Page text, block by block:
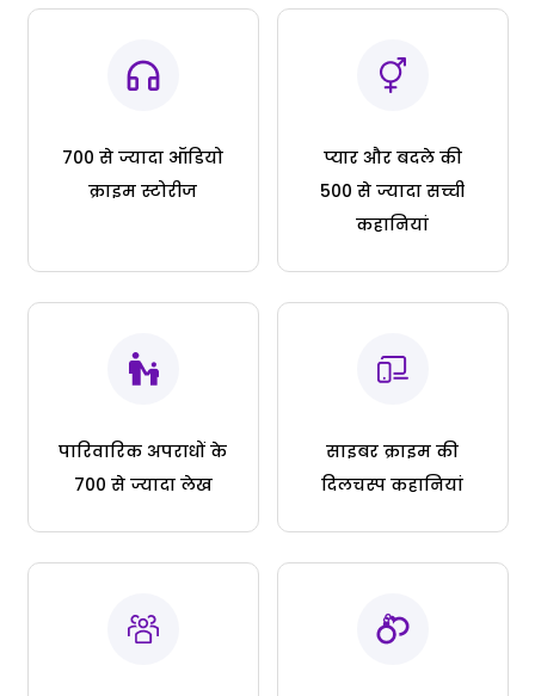
700 से ज्यादा ऑडियो
क्राइम स्टोरीज
प्यार और बदले की
500 से ज्यादा सच्ची
कहानियां
पारिवारिक अपराधों के
700 से ज्यादा लेख
साइबर क्राइम की
दिलचस्प कहानियां